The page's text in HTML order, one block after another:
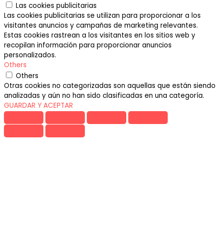
Las cookies publicitarias
Las cookies publicitarias se utilizan para proporcionar a los
visitantes anuncios y campañas de marketing relevantes.
Estas cookies rastrean a los visitantes en los sitios web y
recopilan información para proporcionar anuncios
personalizados.
Others
Others
Otras cookies no categorizadas son aquellas que están siendo
analizadas y aún no han sido clasificadas en una categoría.
GUARDAR Y ACEPTAR